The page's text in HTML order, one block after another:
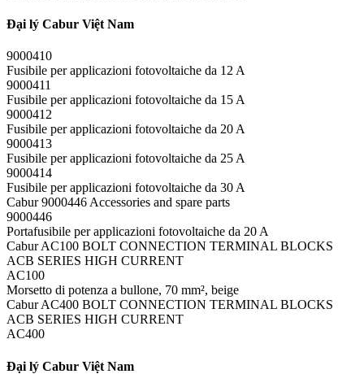
Đại lý Cabur Việt Nam
9000410
Fusibile per applicazioni fotovoltaiche da 12 A
9000411
Fusibile per applicazioni fotovoltaiche da 15 A
9000412
Fusibile per applicazioni fotovoltaiche da 20 A
9000413
Fusibile per applicazioni fotovoltaiche da 25 A
9000414
Fusibile per applicazioni fotovoltaiche da 30 A
Cabur 9000446 Accessories and spare parts
9000446
Portafusibile per applicazioni fotovoltaiche da 20 A
Cabur AC100 BOLT CONNECTION TERMINAL BLOCKS
ACB SERIES HIGH CURRENT
AC100
Morsetto di potenza a bullone, 70 mm², beige
Cabur AC400 BOLT CONNECTION TERMINAL BLOCKS
ACB SERIES HIGH CURRENT
AC400
Đại lý Cabur Việt Nam